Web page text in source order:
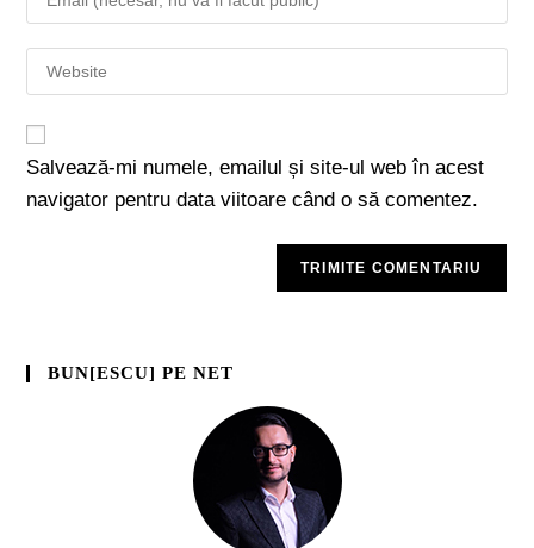
Salvează-mi numele, emailul și site-ul web în acest
navigator pentru data viitoare când o să comentez.
BUN[ESCU] PE NET